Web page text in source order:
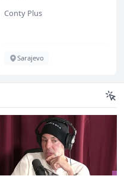
Conty Plus
Sarajevo